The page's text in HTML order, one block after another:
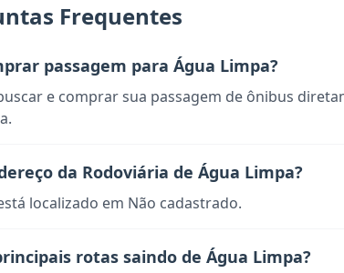
Frequentes
passagem para Água Limpa?
e comprar sua passagem de ônibus
da Rodoviária de Água Limpa?
localizado em Não cadastrado.
rotas saindo de Água Limpa?